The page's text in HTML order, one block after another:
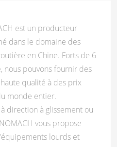
est un producteur
dans le domaine des
en Chine. Forts de 6
nous pouvons fournir des
qualité à des prix
monde entier.
direction à glissement ou
vous propose
lourds et